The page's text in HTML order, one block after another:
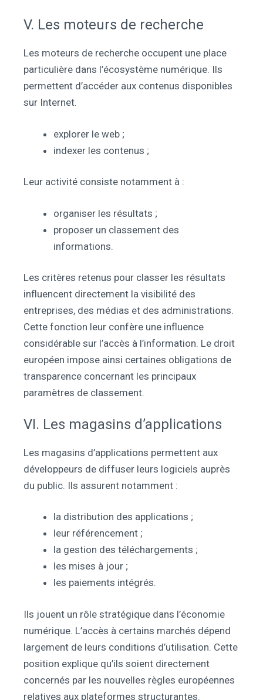
V. Les moteurs de recherche
Les moteurs de recherche occupent une place
particulière dans l’écosystème numérique. Ils
permettent d’accéder aux contenus disponibles
sur Internet.
explorer le web ;
indexer les contenus ;
Leur activité consiste notamment à :
organiser les résultats ;
proposer un classement des
informations.
Les critères retenus pour classer les résultats
influencent directement la visibilité des
entreprises, des médias et des administrations.
Cette fonction leur confère une influence
considérable sur l’accès à l’information. Le droit
européen impose ainsi certaines obligations de
transparence concernant les principaux
paramètres de classement.
VI. Les magasins d’applications
Les magasins d’applications permettent aux
développeurs de diffuser leurs logiciels auprès
du public. Ils assurent notamment :
la distribution des applications ;
leur référencement ;
la gestion des téléchargements ;
les mises à jour ;
les paiements intégrés.
Ils jouent un rôle stratégique dans l’économie
numérique. L’accès à certains marchés dépend
largement de leurs conditions d’utilisation. Cette
position explique qu’ils soient directement
concernés par les nouvelles règles européennes
relatives aux plateformes structurantes.